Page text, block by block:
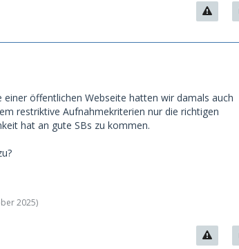
öffentlichen Webseite hatten wir damals auch
restriktive Aufnahmekriterien nur die richtigen
hat an gute SBs zu kommen.
2025)